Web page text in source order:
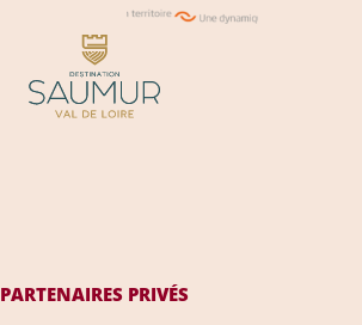
PARTENAIRES PRIVÉS